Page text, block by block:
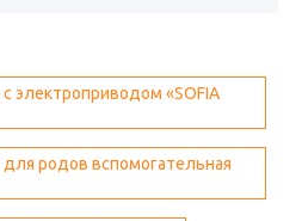
электроприводом «SOFIA
родов вспомогательная